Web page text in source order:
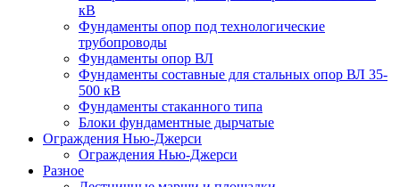
кВ
Фундаменты опор под технологические
трубопроводы
Фундаменты опор ВЛ
Фундаменты составные для стальных опор ВЛ 35-
500 кВ
Фундаменты стаканного типа
Блоки фундаментные дырчатые
Ограждения Нью-Джерси
Ограждения Нью-Джерси
Разное